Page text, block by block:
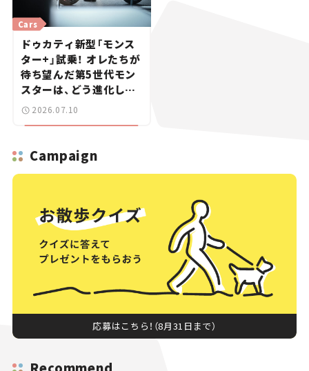
Cars
ドゥカティ新型「モンス
ター+」試乗！ オレたちが
待ち望んだ第5世代モン
スターは、どう進化した
のか？【試乗レビュー】
2026.07.10
Campaign
応募はこちら！（8月31日まで）